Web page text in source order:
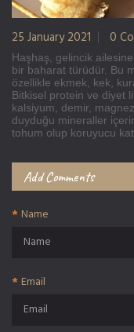
25 January 2021 0
Haşhaş, gelincik
bir baharat türüdür. Bu
özellikle ekmek, kek,
Bitkisel protein ve diyet
kalsiyum, demir,
duyduğu mineraller
tohum olup koruyucu
Add Comments
Name
Email